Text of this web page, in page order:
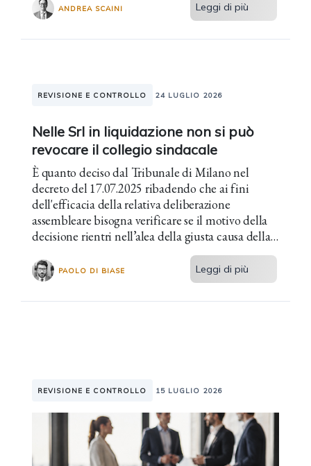
ANDREA SCAINI Leggi di più
REVISIONE E CONTROLLO 24 LUGLIO 2026
Nelle Srl in liquidazione non si può
revocare il collegio sindacale
È quanto deciso dal Tribunale di Milano nel
decreto del 17.07.2025 ribadendo che ai fini
dell'efficacia della relativa deliberazione
assembleare bisogna verificare se il motivo della
decisione rientri nell’alea della giusta causa della
PAOLO DI BIASE Leggi di più
REVISIONE E CONTROLLO 15 LUGLIO 2026